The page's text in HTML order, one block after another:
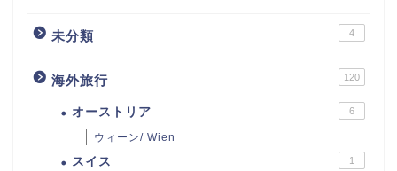
未分類 4
海外旅行 120
オーストリア 6
ウィーン/ Wien
スイス 1